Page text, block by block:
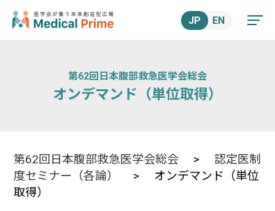
JP EN
第62回日本腹部救急医学会総会
オンデマンド（単位取得）
第62回日本腹部救急医学会総会 > 認定医制
度セミナー（各論）
> オンデマンド（単位
取得）